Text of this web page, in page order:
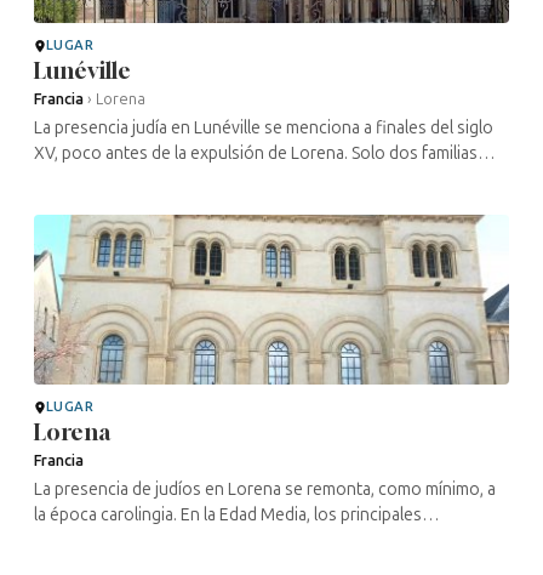
LUGAR
Lunéville
Francia › Lorena
La presencia judía en Lunéville se menciona a finales del siglo
XV, poco antes de la expulsión de Lorena. Solo dos familias
LUGAR
Lorena
Francia
La presencia de judíos en Lorena se remonta, como mínimo, a
la época carolingia. En la Edad Media, los principales